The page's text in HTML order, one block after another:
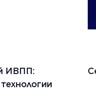
ИВПП: